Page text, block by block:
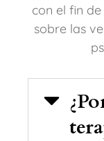
con el fin
sobre las